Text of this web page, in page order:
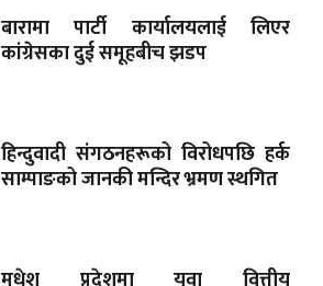
बारामा पार्टी कार्यालयलाई लिएर
कांग्रेसका दुई समूहबीच झडप
हिन्दुवादी संगठनहरूको विरोधपछि हर्क
साम्पाङको जानकी मन्दिर भ्रमण स्थगित